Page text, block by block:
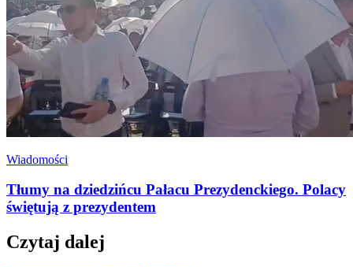
Wiadomości
Tłumy na dziedzińcu Pałacu Prezydenckiego. Polacy
świętują z prezydentem
Czytaj dalej